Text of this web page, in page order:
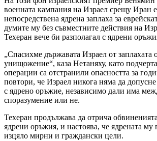
военната кампания на Израел срещу Иран
непосредствена ядрена заплаха за
думите му без съвместните действия на
Техеран вече би разполагал с ядрени
„Спасихме държавата Израел от заплахата
унищожение“, каза Нетаняху, като
операции са отстранили опасността за
повтори, че Израел никога няма да
с ядрено оръжие, независимо дали има
споразумение или не.
Техеран продължава да отрича
ядрени оръжия, и настоява, че ядрената му
изцяло мирни и граждански цели.